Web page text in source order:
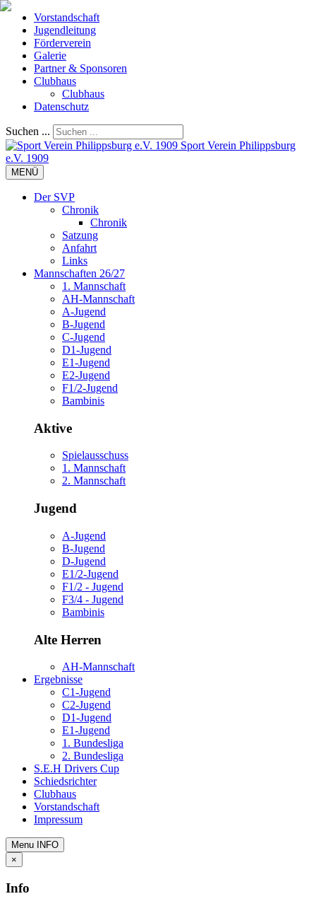
Vorstandschaft
Jugendleitung
Förderverein
Galerie
Partner & Sponsoren
Clubhaus
Clubhaus
Datenschutz
Suchen ...
Sport Verein Philippsburg
e.V. 1909
MENÜ
Der SVP
Chronik
Chronik
Satzung
Anfahrt
Links
Mannschaften 26/27
1. Mannschaft
AH-Mannschaft
A-Jugend
B-Jugend
C-Jugend
D1-Jugend
E1-Jugend
E2-Jugend
F1/2-Jugend
Bambinis
Aktive
Spielausschuss
1. Mannschaft
2. Mannschaft
Jugend
A-Jugend
B-Jugend
D-Jugend
E1/2-Jugend
F1/2 - Jugend
F3/4 - Jugend
Bambinis
Alte Herren
AH-Mannschaft
Ergebnisse
C1-Jugend
C2-Jugend
D1-Jugend
E1-Jugend
1. Bundesliga
2. Bundesliga
S.E.H Drivers Cup
Schiedsrichter
Clubhaus
Vorstandschaft
Impressum
Menu
INFO
×
Info